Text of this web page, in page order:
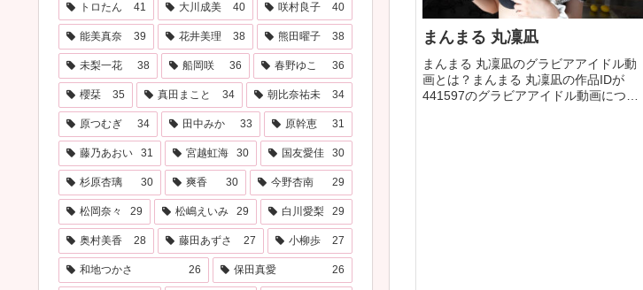
まんまる 丸凜凪
まんまる 丸凜凪のグラビアアイドル動
画とは？まんまる 丸凜凪の作品IDが
441597のグラビアアイドル動画につい
トロたん 41 大川成美 40 咲村良子 40
能美真奈 39 花井美理 38 熊田曜子 38
未梨一花 38 船岡咲 36 春野ゆこ 36
櫻栞 35 真田まこと 34 朝比奈祐未 34
原つむぎ 34 田中みか 33 原幹恵 31
藤乃あおい 31 宮越虹海 30 国友愛佳 30
杉原杏璃 30 爽香 30 今野杏南 29
松岡奈々 29 松嶋えいみ 29 白川愛梨 29
奥村美香 28 藤田あずさ 27 小柳歩 27
和地つかさ 26 保田真愛 26